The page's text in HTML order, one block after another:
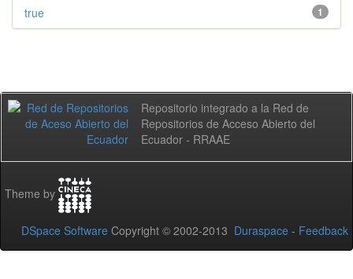
1
true
Repositorio integrado a la Red de
Repositorios de Acceso Abierto del
Ecuador - RRAAE
Theme by
DSpace Software Copyright © 2002-2013 Duraspace - Feedback